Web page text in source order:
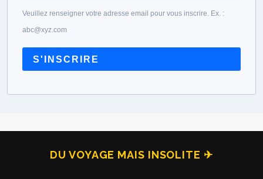
Veuillez renseigner votre adresse email pour vous inscrire. Ex. :
abc@xyz.com
S'INSCRIRE
DU VOYAGE MAIS INSOLITE ✈